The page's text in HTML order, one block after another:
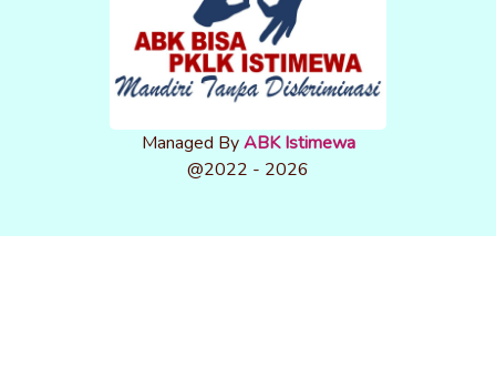
Managed ByABK Istimewa
@2022 - 2026